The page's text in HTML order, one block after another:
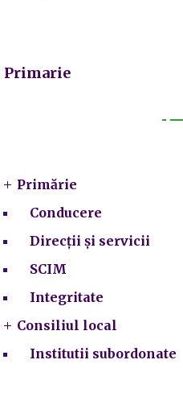
Primarie
Primărie
Conducere
Direcții și servicii
SCIM
Integritate
Consiliul local
Institutii subordonate